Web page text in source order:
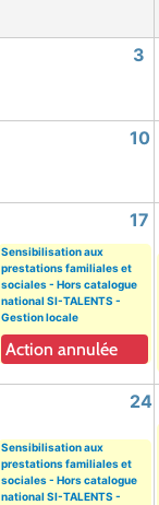
3
10
17
Sensibilisation aux
prestations familiales et
sociales - Hors catalogue
national SI-TALENTS -
Gestion locale
Action annulée
24
Sensibilisation aux
prestations familiales et
sociales - Hors catalogue
national SI-TALENTS -